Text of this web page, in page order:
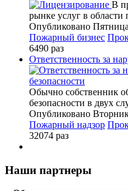
В
рынке услуг в
Опубликовано
Пожарный бизнес
6490 раз
Ответственность за
Обычно собственник
безопасности в двух
Опубликовано
Пожарный надзор
32074 раз
Наши партнеры